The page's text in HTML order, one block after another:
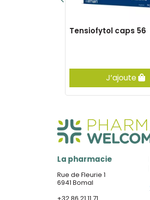
Tensiofytol caps 56
J’ajoute
La pharmacie
Rue de Fleurie 1
6941 Bomal